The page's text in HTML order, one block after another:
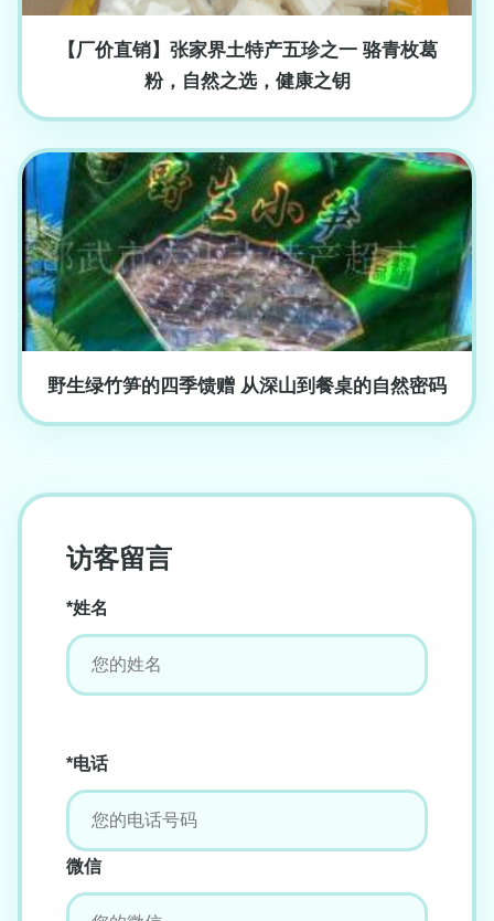
【厂价直销】张家界土特产五珍之一 骆青枚葛
粉，自然之选，健康之钥
野生绿竹笋的四季馈赠 从深山到餐桌的自然密码
访客留言
*姓名
*电话
微信